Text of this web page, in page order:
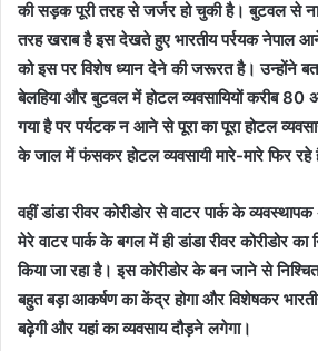
की सड़क पूरी तरह से जर्जर हो चुकी है। बुटवल से
तरह खराब है इस देखते हुए भारतीय पर्रयक नेपाल
को इस पर विशेष ध्यान देने की जरूरत है। उन्होंने
बेलहिया और बुटवल में होटल व्यवसायियों करीब 80
गया है पर पर्यटक न आने से पूरा का पूरा होटल
के जाल में फंसकर होटल व्यवसायी मारे-मारे फिर रहे
वहीं डांडा रीवर कोरीडोर से वाटर पार्क के
मेरे वाटर पार्क के बगल में ही डांडा रीवर कोरीडोर का
किया जा रहा है। इस कोरीडोर के बन जाने से
बहुत बड़ा आकर्षण का केंद्र होगा और विशेषकर
बढ़ेगी और यहां का व्यवसाय दौड़ने लगेगा।